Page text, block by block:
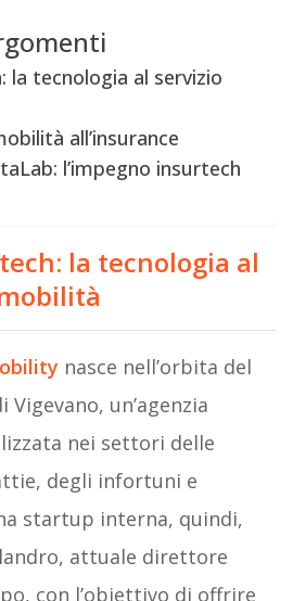
la tecnologia al servizio
all’insurance
l’impegno insurtech
tech: la tecnologia al
nasce nell’orbita del
un’agenzia
nei settori delle
degli infortuni e
startup interna, quindi,
attuale direttore
con l’obiettivo di offrire